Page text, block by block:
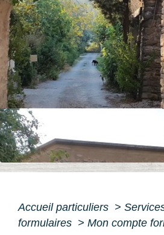
Accueil particuliers >
formulaires > Mon compte